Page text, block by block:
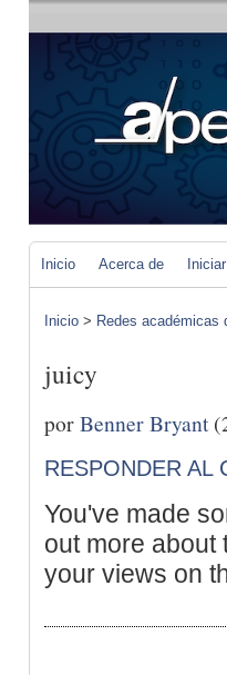
Inicio Acerca de
Inicio > Redes académicas
juicy
porBenner Bryant
RESPONDER AL
You've made
out more about
your views on